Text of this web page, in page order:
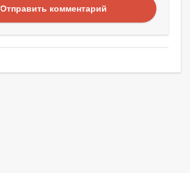
Отправить комментарий